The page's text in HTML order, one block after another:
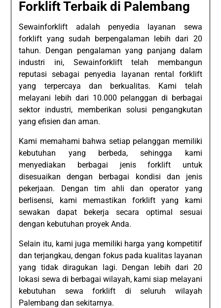
Forklift Terbaik di Palembang
Sewainforklift adalah penyedia layanan sewa
forklift yang sudah berpengalaman lebih dari 20
tahun. Dengan pengalaman yang panjang dalam
industri ini, Sewainforklift telah membangun
reputasi sebagai penyedia layanan rental forklift
yang terpercaya dan berkualitas. Kami telah
melayani lebih dari 10.000 pelanggan di berbagai
sektor industri, memberikan solusi pengangkutan
yang efisien dan aman.
Kami memahami bahwa setiap pelanggan memiliki
kebutuhan yang berbeda, sehingga kami
menyediakan berbagai jenis forklift untuk
disesuaikan dengan berbagai kondisi dan jenis
pekerjaan. Dengan tim ahli dan operator yang
berlisensi, kami memastikan forklift yang kami
sewakan dapat bekerja secara optimal sesuai
dengan kebutuhan proyek Anda.
Selain itu, kami juga memiliki harga yang kompetitif
dan terjangkau, dengan fokus pada kualitas layanan
yang tidak diragukan lagi. Dengan lebih dari 20
lokasi sewa di berbagai wilayah, kami siap melayani
kebutuhan sewa forklift di seluruh wilayah
Palembang dan sekitarnya.